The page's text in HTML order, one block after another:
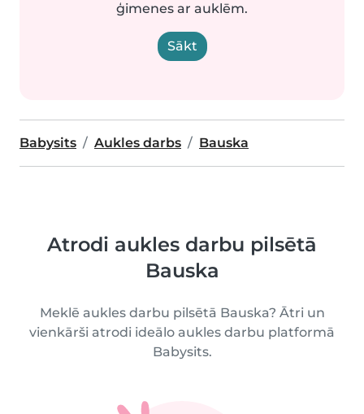
ģimenes ar auklēm.
Sākt
Babysits Aukles darbs Bauska
Atrodi aukles darbu pilsētā
Bauska
Meklē aukles darbu pilsētā Bauska? Ātri un
vienkārši atrodi ideālo aukles darbu platformā
Babysits.